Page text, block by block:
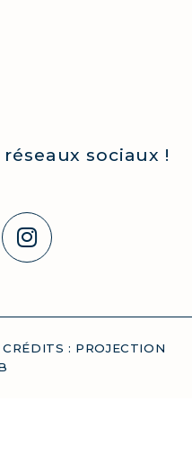
sociaux !
CRÉDITS : PROJECTION